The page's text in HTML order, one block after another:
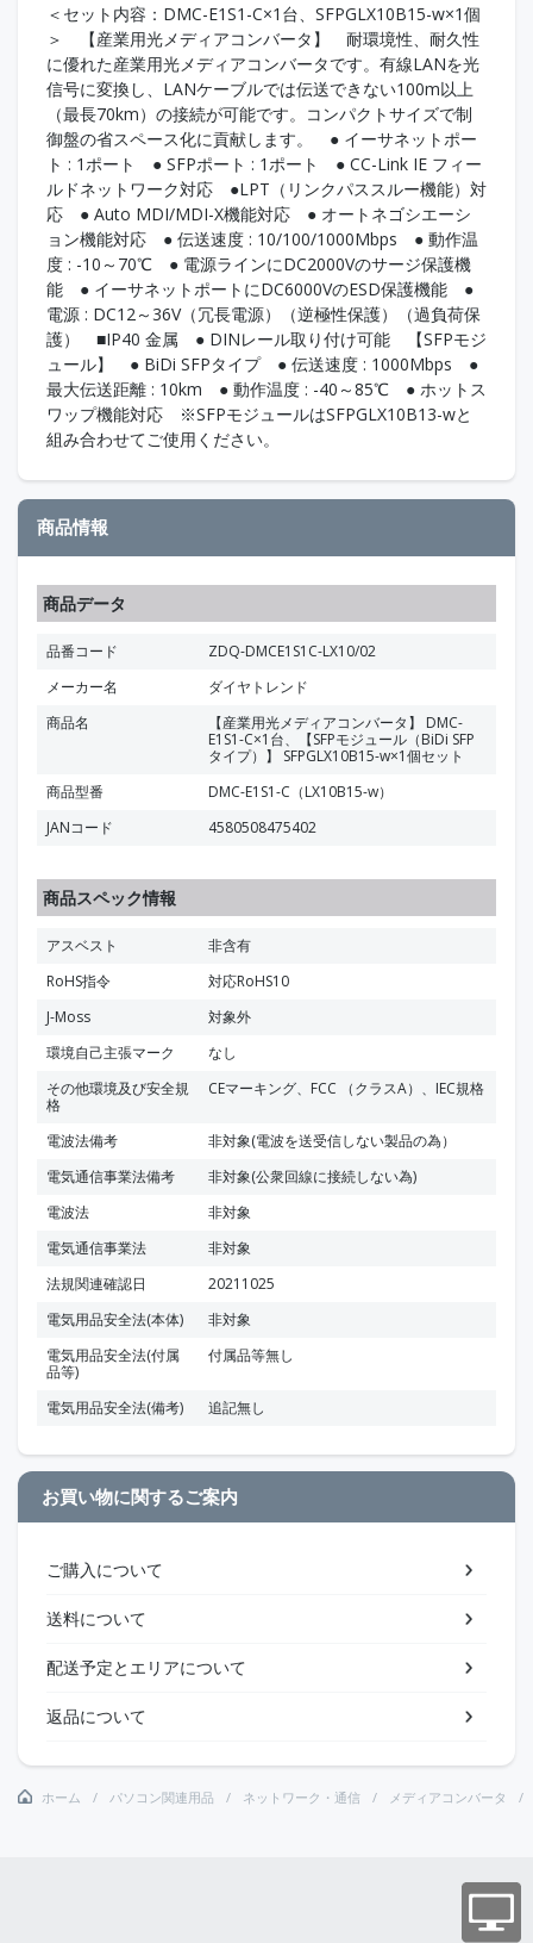
＜セット内容：DMC-E1S1-C×1台、SFPGLX10B15-w×1個
＞ 【産業用光メディアコンバータ】 耐環境性、耐久性
に優れた産業用光メディアコンバータです。有線LANを光
信号に変換し、LANケーブルでは伝送できない100m以上
（最長70km）の接続が可能です。コンパクトサイズで制
御盤の省スペース化に貢献します。 ● イーサネットポー
ト : 1ポート ● SFPポート : 1ポート ● CC-Link IE フィー
ルドネットワーク対応 ●LPT（リンクパススルー機能）対
応 ● Auto MDI/MDI-X機能対応 ● オートネゴシエーシ
ョン機能対応 ● 伝送速度 : 10/100/1000Mbps ● 動作温
度 : -10～70℃ ● 電源ラインにDC2000Vのサージ保護機
能 ● イーサネットポートにDC6000VのESD保護機能 ●
電源 : DC12～36V（冗長電源）（逆極性保護）（過負荷保
護） ■IP40 金属 ● DINレール取り付け可能 【SFPモジ
ュール】 ● BiDi SFPタイプ ● 伝送速度 : 1000Mbps ●
最大伝送距離 : 10km ● 動作温度 : -40～85℃ ● ホットス
ワップ機能対応 ※SFPモジュールはSFPGLX10B13-wと
組み合わせてご使用ください。
商品情報
商品データ
品番コード
ZDQ-DMCE1S1C-LX10/02
メーカー名
ダイヤトレンド
商品名
【産業用光メディアコンバータ】 DMC-
E1S1-C×1台、【SFPモジュール（BiDi SFP
タイプ）】 SFPGLX10B15-w×1個セット
商品型番
DMC-E1S1-C（LX10B15-w）
JANコード
4580508475402
商品スペック情報
アスベスト
非含有
RoHS指令
対応RoHS10
J-Moss
対象外
環境自己主張マーク
なし
その他環境及び安全規
格
CEマーキング、FCC （クラスA）、IEC規格
電波法備考
非対象(電波を送受信しない製品の為）
電気通信事業法備考
非対象(公衆回線に接続しない為)
電波法
非対象
電気通信事業法
非対象
法規関連確認日
20211025
電気用品安全法(本体)
非対象
電気用品安全法(付属
品等)
付属品等無し
電気用品安全法(備考) 追記無し
お買い物に関するご案内
ご購入について
送料について
配送予定とエリアについて
返品について
ホーム パソコン関連用品 ネットワーク・通信 メディアコンバータ